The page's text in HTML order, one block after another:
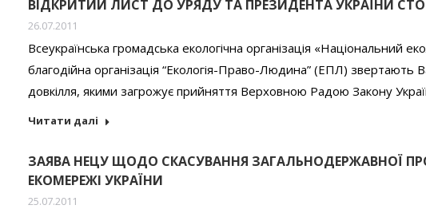
ВІДКРИТИЙ ЛИСТ ДО УРЯДУ ТА ПРЕЗИДЕНТА УКРАЇНИ
26.07.2011
Всеукраїнська громадська екологічна організація «Національний
благодійна організація “Екологія-Право-Людина” (ЕПЛ) звертають
довкілля, якими загрожує прийняття Верховною Радою Закону
Читати далі
ЗАЯВА НЕЦУ ЩОДО СКАСУВАННЯ ЗАГАЛЬНОДЕРЖАВНОЇ
ЕКОМЕРЕЖІ УКРАЇНИ
25.07.2011